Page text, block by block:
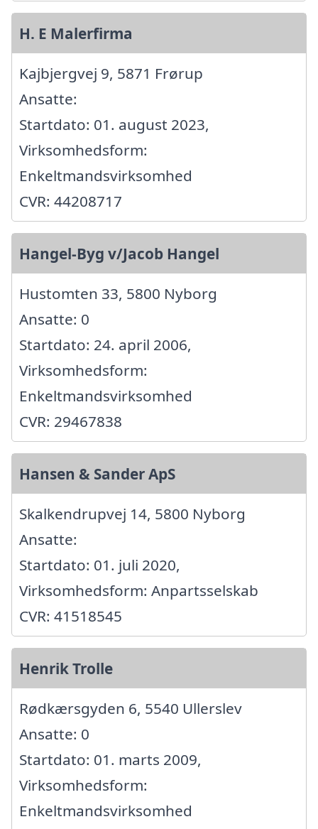
H. E Malerfirma
Kajbjergvej 9, 5871 Frørup
Ansatte:
Startdato: 01. august 2023,
Virksomhedsform:
Enkeltmandsvirksomhed
CVR: 44208717
Hangel-Byg v/Jacob Hangel
Hustomten 33, 5800 Nyborg
Ansatte: 0
Startdato: 24. april 2006,
Virksomhedsform:
Enkeltmandsvirksomhed
CVR: 29467838
Hansen & Sander ApS
Skalkendrupvej 14, 5800 Nyborg
Ansatte:
Startdato: 01. juli 2020,
Virksomhedsform: Anpartsselskab
CVR: 41518545
Henrik Trolle
Rødkærsgyden 6, 5540 Ullerslev
Ansatte: 0
Startdato: 01. marts 2009,
Virksomhedsform:
Enkeltmandsvirksomhed